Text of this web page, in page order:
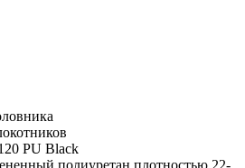
PU Black
полиуретан плотностью 22-